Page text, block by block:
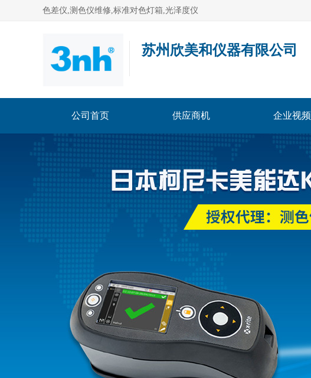
色差仪,测色仪维修,标准对色灯箱,光泽度仪
苏州欣美和仪器有限公司
公司首页 供应商机 企业视频